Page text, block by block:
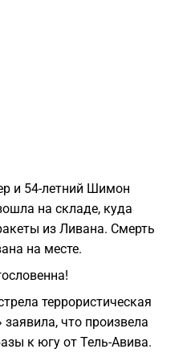
и 54-летний Шимон
на складе, куда
из Ливана. Смерть
на месте.
террористическая
заявила, что произвела
к югу от Тель-Авива.